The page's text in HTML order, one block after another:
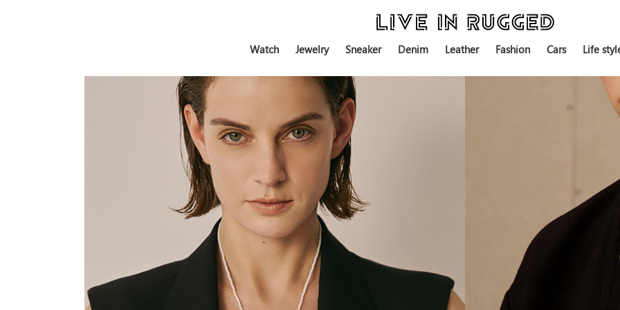
Watch Jewelry Sneaker Denim Leather Fashion Cars Life